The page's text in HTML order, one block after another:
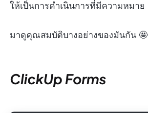
ให้เป็นการดำเนินการที่มีความหมาย
มาดูคุณสมบัติบางอย่างของมันกัน 🤩
ClickUp Forms